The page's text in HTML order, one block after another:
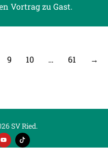
Vortrag zu Gast.
9 10 … 61 →
SV Ried.